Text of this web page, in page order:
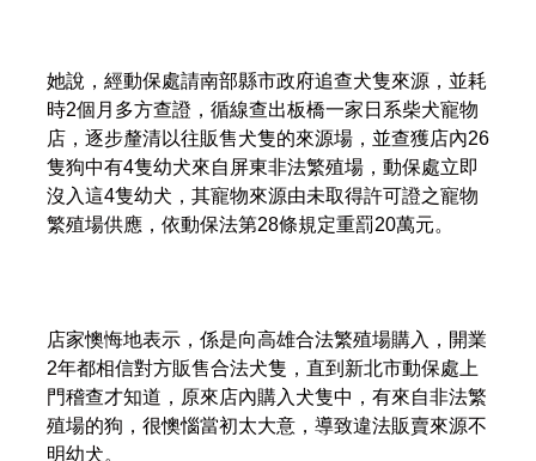
她說，經動保處請南部縣市政府追查犬隻來源，並耗
時2個月多方查證，循線查出板橋一家日系柴犬寵物
店，逐步釐清以往販售犬隻的來源場，並查獲店內26
隻狗中有4隻幼犬來自屏東非法繁殖場，動保處立即
沒入這4隻幼犬，其寵物來源由未取得許可證之寵物
繁殖場供應，依動保法第28條規定重罰20萬元。
店家懊悔地表示，係是向高雄合法繁殖場購入，開業
2年都相信對方販售合法犬隻，直到新北市動保處上
門稽查才知道，原來店內購入犬隻中，有來自非法繁
殖場的狗，很懊惱當初太大意，導致違法販賣來源不
明幼犬。